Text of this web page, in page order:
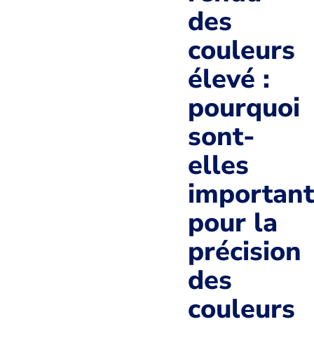
des
couleurs
élevé :
pourquoi
sont-
elles
pour la
précision
des
couleurs